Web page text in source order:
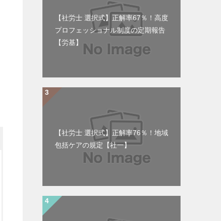
【社労士 選択式】正解率67％！高度
プロフェッショナル制度の定期報告
【労基】
【社労士 選択式】正解率76％！地域
包括ケアの規定【社一】